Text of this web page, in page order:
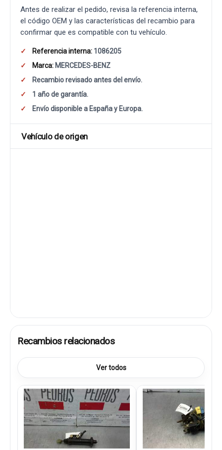
Antes de realizar el pedido, revisa la referencia interna,
el código OEM y las características del recambio para
confirmar que es compatible con tu vehículo.
Referencia interna: 1086205
Marca: MERCEDES-BENZ
Recambio revisado antes del envío.
1 año de garantía.
Envío disponible a España y Europa.
Vehículo de origen
Recambios relacionados
Ver todos